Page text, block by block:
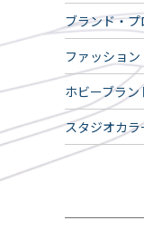
ブランド・
ファッショ
ホビーブラン
スタジオカ